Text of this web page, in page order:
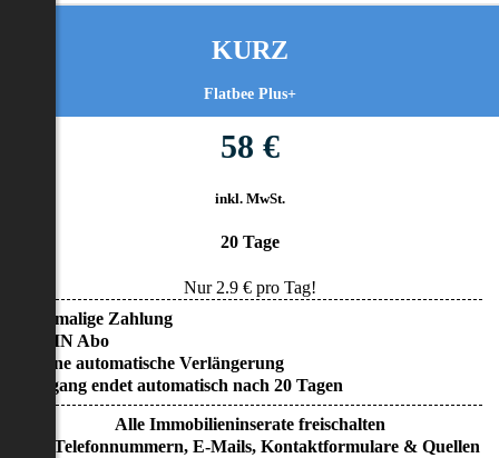
KURZ
Flatbee Plus+
58 €
inkl. MwSt.
20 Tage
Nur 2.9€ pro Tag!
• Einmalige Zahlung
• KEIN Abo
• Keine automatische Verlängerung
• Zugang endet automatisch nach 20 Tagen
Alle Immobilieninserate freischalten
Alle Telefonnummern, E-Mails, Kontaktformulare & Quellen